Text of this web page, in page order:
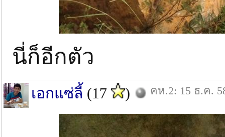
นี่ก็อีกตัว
เอกแซ่ลี้ (17 ) คห.2: 15 ธ.ค.